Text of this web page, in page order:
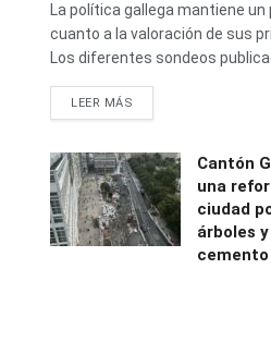
La política gallega mantiene
cuanto a la valoración de sus
Los diferentes sondeos
LEER MÁS
Cantón
una
ciudad
árboles
cemento